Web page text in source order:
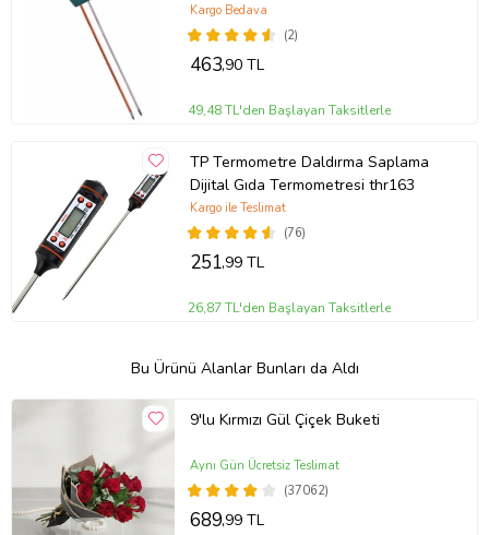
(2)
Kargo Bedava
463,90 TL
49,48 TL'den Başlayan Taksitlerle
TP Termometre Daldırma Saplama
Dijital Gıda Termometresi thr163
(76)
Kargo ile Teslimat
251,99 TL
26,87 TL'den Başlayan Taksitlerle
Bu Ürünü Alanlar Bunları da Aldı
9'lu Kırmızı Gül Çiçek Buketi
(37062)
Aynı Gün Ücretsiz Teslimat
689,99 TL